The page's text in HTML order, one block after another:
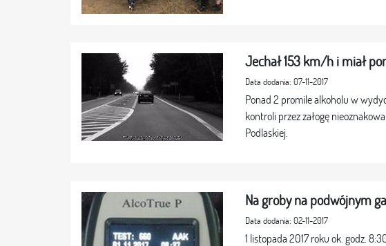
Jechał 153 km/h i miał
Data dodania: 07-11-2017
Ponad 2 promile alkoholu w
kontroli przez załogę
Podlaskiej.
Na groby na podwójnym
Data dodania: 02-11-2017
1 listopada 2017 roku ok. godz.